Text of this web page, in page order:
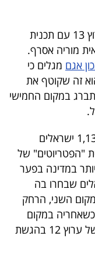
מנגד, אייל ברקוביץ' פתח דף חדש בערוץ 13 עם תכנית
מוריה אסרף.
אגם מגלים כי
זה שקוטף את
במקום החמישי
המדד, שהתבסס על מדגם מייצג של 1,133 ישראלים
"הפטריוטים" של
ביותר במדינה בפער
מ-10% מהישראלים שבחרו בה
השני, הרחק
במקום
השלישי מדורגת "פגוש את העיתונות" של ערוץ 12 בהגשת